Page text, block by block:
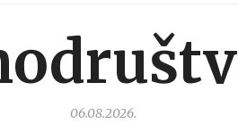
06.08.2026.